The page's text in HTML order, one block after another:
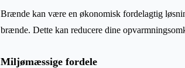
Brænde kan være en økonomisk fordelagtig
brænde. Dette kan reducere dine
Miljømæssige fordele